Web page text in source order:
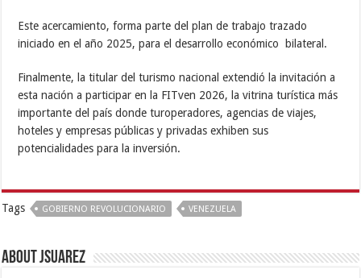
Este acercamiento, forma parte del plan de trabajo trazado
iniciado en el año 2025, para el desarrollo económico bilateral.
Finalmente, la titular del turismo nacional extendió la invitación a
esta nación a participar en la FITven 2026, la vitrina turística más
importante del país donde turoperadores, agencias de viajes,
hoteles y empresas públicas y privadas exhiben sus
potencialidades para la inversión.
Tags GOBIERNO REVOLUCIONARIO VENEZUELA
About Jsuarez